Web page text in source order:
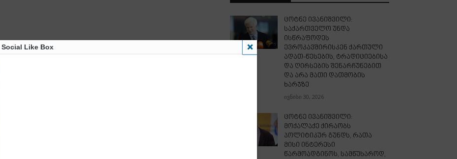
ცოტნე ივანიშვილი:
საქართველო უნდა
ისწრაფოდეს
ევროკავშირისკენ ქართული
ადათ-წესების, ტრადიციებისა
და ღირსების შენარჩუნებით
და არა მათი დათმობის
ხარჯზე
ივნისი 30, 2026
ცოტნე ივანიშვილი:
მოქალაქე ქირაობს
პოლიტიკურ გუნდს, რათა
მისი ინტერესი
წარმოადგინოს, სამწუხაროდ,
Social Like Box